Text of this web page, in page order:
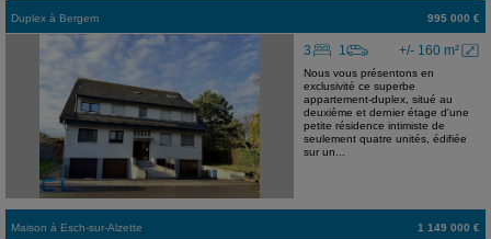
Duplex à Bergem 995 000 €
+/- 160 m²
3 1
Nous vous présentons en
exclusivité ce superbe
appartement-duplex, situé au
deuxième et dernier étage d'une
petite résidence intimiste de
seulement quatre unités, édifiée
sur un...
Maison à Esch-sur-Alzette 1 149 000 €